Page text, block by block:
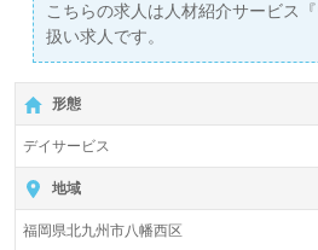
こちらの求人は人材紹介サービス
扱い求人です。
詳細に関してお気軽にご相談くだ
【無料】で皆さんの転職活動をサ
形態
デイサービス
地域
福岡県北九州市八幡西区